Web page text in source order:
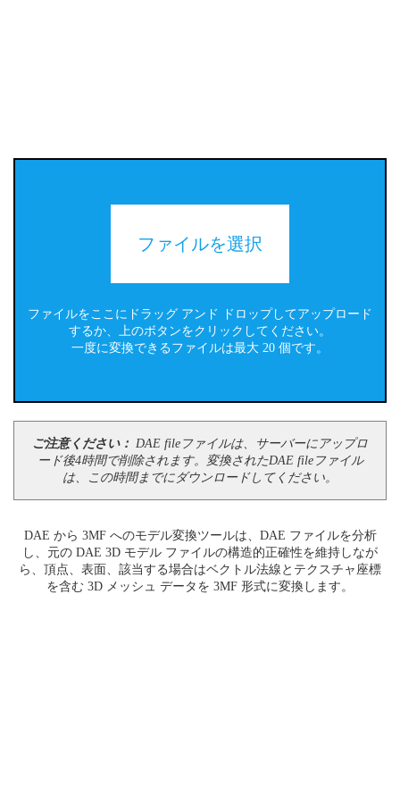
ファイルを選択
ファイルをここにドラッグ アンド ドロップしてアップロード
するか、上のボタンをクリックしてください。
一度に変換できるファイルは最大 20 個です。
ご注意ください： DAE fileファイルは、サーバーにアップロ
ード後4時間で削除されます。変換されたDAE fileファイル
は、この時間までにダウンロードしてください。
DAE から 3MF へのモデル変換ツールは、DAE ファイルを分析
し、元の DAE 3D モデル ファイルの構造的正確性を維持しなが
ら、頂点、表面、該当する場合はベクトル法線とテクスチャ座標
を含む 3D メッシュ データを 3MF 形式に変換します。